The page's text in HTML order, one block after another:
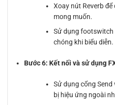
Xoay nút Reverb
mong muốn.
Sử dụng
chóng khi biểu diễn.
Bước 6: Kết nối và sử dụng
Sử dụng cổng
bị hiệu ứng ngoài